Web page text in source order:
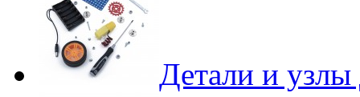
Детали и узлы